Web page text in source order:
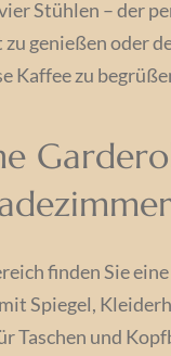
Stühlen – der
genießen oder
Kaffee zu
finden Sie
Spiegel,
Taschen und